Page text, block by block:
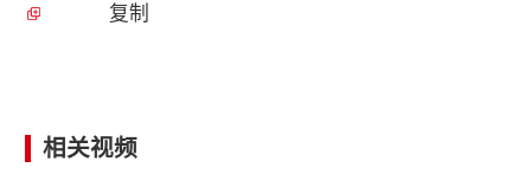
复制
相关视频